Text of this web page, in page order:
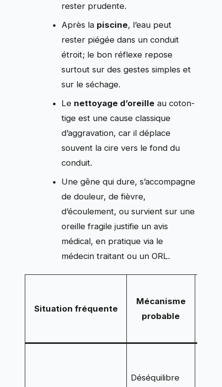
rester prudente.
Après la piscine, l’eau peut
rester piégée dans un conduit
étroit; le bon réflexe repose
surtout sur des gestes simples et
sur le séchage.
Le nettoyage d’oreille au coton-
tige est une cause classique
d’aggravation, car il déplace
souvent la cire vers le fond du
conduit.
Une gêne qui dure, s’accompagne
de douleur, de fièvre,
d’écoulement, ou survient sur une
oreille fragile justifie un avis
médical, en pratique via le
médecin traitant ou un ORL.
Situation fréquente
Mécanisme
probable
Déséquilibre